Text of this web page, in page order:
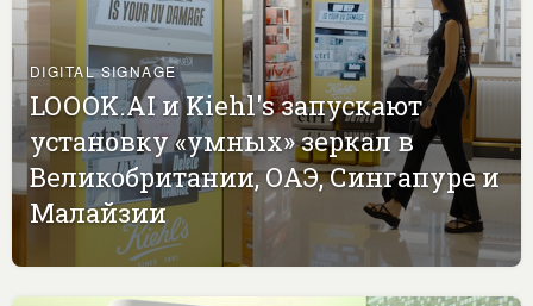
DIGITAL SIGNAGE
LOOOK.AI и Kiehl's запускают
установку «умных» зеркал в
Великобритании, ОАЭ, Сингапуре и
Малайзии